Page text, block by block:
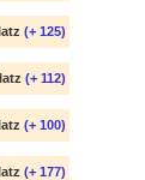
(+ 125)
(+ 112)
(+ 100)
(+ 177)